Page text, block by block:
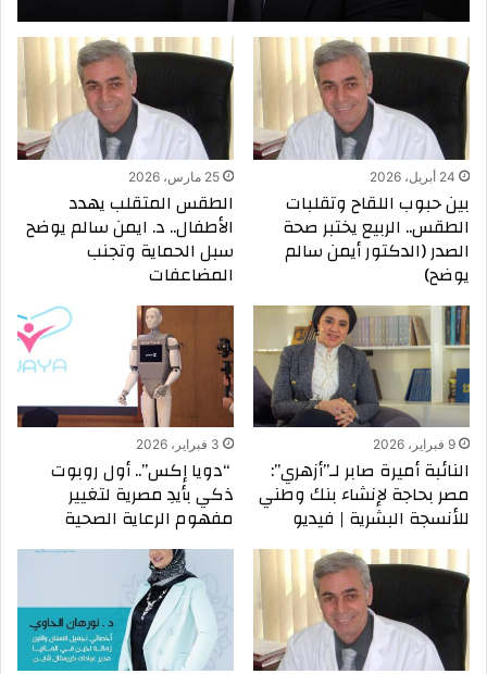
24 أبريل، 2026
بين حبوب اللقاح وتقلبات
الطقس.. الربيع يختبر صحة
الصدر (الدكتور أيمن سالم
يوضح)
25 مارس، 2026
الطقس المتقلب يهدد
الأطفال.. د. ايمن سالم يوضح
سبل الحماية وتجنب
المضاعفات
9 فبراير، 2026
النائبة أميرة صابر لـ”أزهري”:
مصر بحاجة لإنشاء بنك وطني
للأنسجة البشرية | فيديو
3 فبراير، 2026
“دويا إكس”.. أول روبوت
ذكي بأيدِ مصرية لتغيير
مفهوم الرعاية الصحية